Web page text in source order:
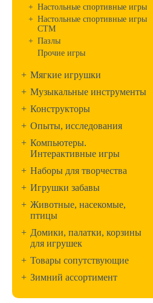
+ Настольные спортивные игры
+ Настольные спортивные игры
СТМ
+ Пазлы
Прочие игры
+ Мягкие игрушки
+ Музыкальные инструменты
+ Конструкторы
+ Опыты, исследования
+ Компьютеры.
Интерактивные игры
+ Наборы для творчества
+ Игрушки забавы
+ Животные, насекомые,
птицы
+ Домики, палатки, корзины
для игрушек
+ Товары сопутствующие
+ Зимний ассортимент